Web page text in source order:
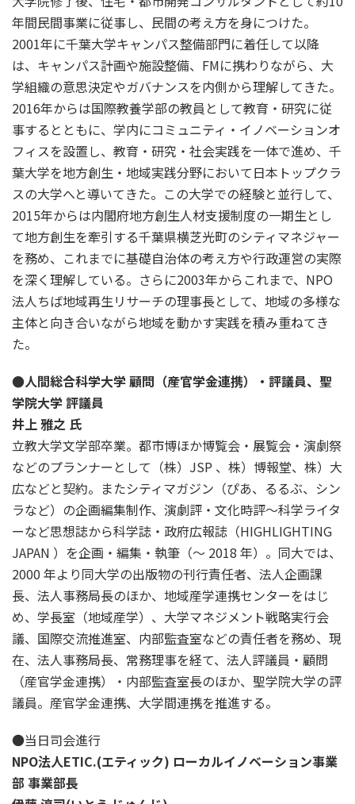
年間民間事業に従事し、民間の考え方を身につけた。
2001年に千葉大学キャンパス整備部門に着任して以降
は、キャンパス計画や施設整備、FMに携わりながら、大
学組織の意思決定やガバナンスを内側から理解してきた。
2016年からは国際教養学部の教員として教育・研究に従
事するとともに、学内にコミュニティ・イノベーションオ
フィスを設置し、教育・研究・社会実践を一体で進め、千
葉大学を地方創生・地域実践分野において日本トップクラ
スの大学へと導いてきた。この大学での経験と並行して、
2015年からは内閣府地方創生人材支援制度の一期生とし
て地方創生を牽引する千葉県横芝光町のシティマネジャー
を務め、これまでに基礎自治体の考え方や行政運営の実際
を深く理解している。さらに2003年からこれまで、NPO
法人ちば地域再生リサーチの理事長として、地域の多様な
主体と向き合いながら地域を動かす実践を積み重ねてき
た。
●人間総合科学大学 顧問（産官学金連携）・評議員、 聖
学院大学 評議員
井上 雅之 氏
立教大学文学部卒業。都市博ほか博覧会・展覧会・演劇祭
などのプランナーとして（株）JSP 、株）博報堂、株）大
広などと契約。またシティマガジン（ぴあ、るるぶ、シン
ラなど）の企画編集制作、演劇評・文化時評～科学ライタ
ーなど思想誌から科学誌・政府広報誌（HIGHLIGHTING
JAPAN ）を企画・編集・執筆（～ 2018 年）。同大では、
2000 年より同大学の出版物の刊行責任者、法人企画課
長、法人事務局長のほか、地域産学連携センターをはじ
め、学長室（地域産学）、大学マネジメント戦略実行会
議、国際交流推進室、内部監査室などの責任者を務め、現
在、法人事務局長、常務理事を経て、法人評議員・顧問
（産官学金連携）・内部監査室長のほか、聖学院大学の評
議員。産官学金連携、大学間連携を推進する。
●当日司会進行
NPO法人ETIC.(エティック) ローカルイノベーション事業
部 事業部長